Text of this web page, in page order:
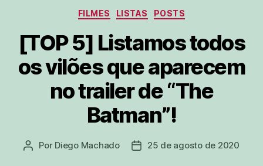
Categorias
FILMES LISTAS POSTS
[TOP 5] Listamos todos
os vilões que aparecem
no trailer de “The
Batman”!
Autor
Por Diego Machado
Data25 de agosto de 2020